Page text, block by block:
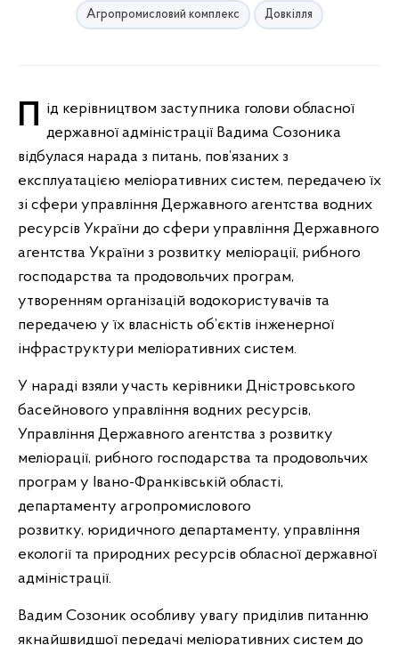
Агропромисловий комплекс Довкілля
Під керівництвом заступника голови обласної державної адміністрації Вадима Созоника
відбулася нарада з питань, пов’язаних з
експлуатацією меліоративних систем, передачею їх
зі сфери управління Державного агентства водних
ресурсів України до сфери управління Державного
агентства України з розвитку меліорації, рибного
господарства та продовольчих програм,
утворенням організацій водокористувачів та
передачею у їх власність об’єктів інженерної
інфраструктури меліоративних систем.
У нараді взяли участь керівники Дністровського
басейнового управління водних ресурсів,
Управління Державного агентства з розвитку
меліорації, рибного господарства та продовольчих
програм у Івано-Франківській області,
департаменту агропромислового
розвитку, юридичного департаменту, управління
екології та природних ресурсів обласної державної
адміністрації.
Вадим Созоник особливу увагу приділив питанню
якнайшвидшої передачі меліоративних систем до